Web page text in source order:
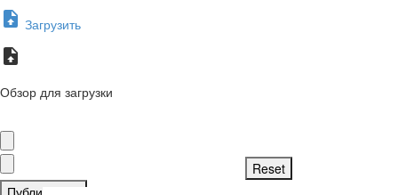
Загрузить
Обзор для загрузки
Публиковать